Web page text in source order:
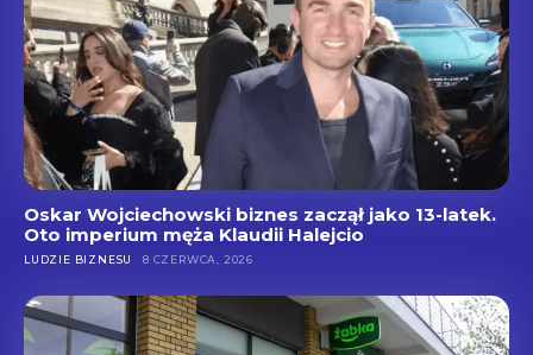
Oskar Wojciechowski biznes zaczął jako 13-latek.
Oto imperium męża Klaudii Halejcio
LUDZIE BIZNESU 8 CZERWCA, 2026